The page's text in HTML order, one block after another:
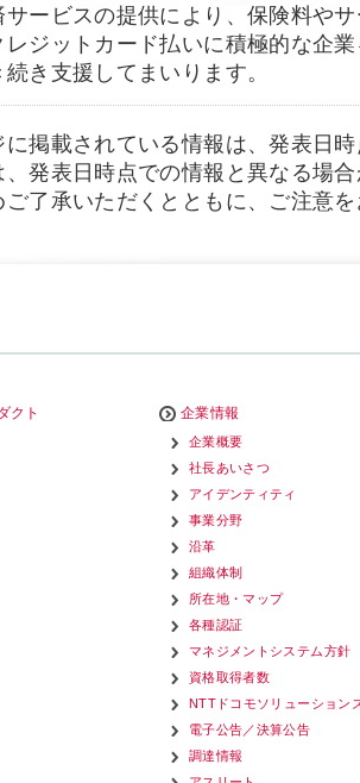
サービスの提供により、保険料や
レジットカード払いに積極的な企
き支援してまいります。
に掲載されている情報は、発表日
、発表日時点での情報と異なる場
ご了承いただくとともに、ご注意
クト 企業情報
企業概要
社長あいさつ
アイデンティティ
事業分野
沿革
組織体制
所在地・マップ
各種認証
マネジメントシステム方針
資格取得者数
NTTドコモソリューション
電子公告／決算公告
調達情報